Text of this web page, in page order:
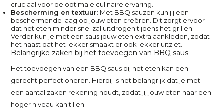
cruciaal voor de optimale culinaire ervaring.
Bescherming en textuur: Met BBQ sauzen kun jij een
beschermende laag op jouw eten creëren. Dit zorgt ervoor
dat het eten minder snel zal uitdrogen tijdens het grillen.
Verder kun je met een saus jouw eten extra aankleden, zodat
het naast dat het lekker smaakt er ook lekker uitziet.
Belangrijke zaken bij het toevoegen van BBQ saus
Het toevoegen van een BBQ saus bij het eten kan een
gerecht perfectioneren. Hierbij is het belangrijk dat je met
een aantal zaken rekening houdt, zodat jij jouw eten naar een
hoger niveau kan tillen.